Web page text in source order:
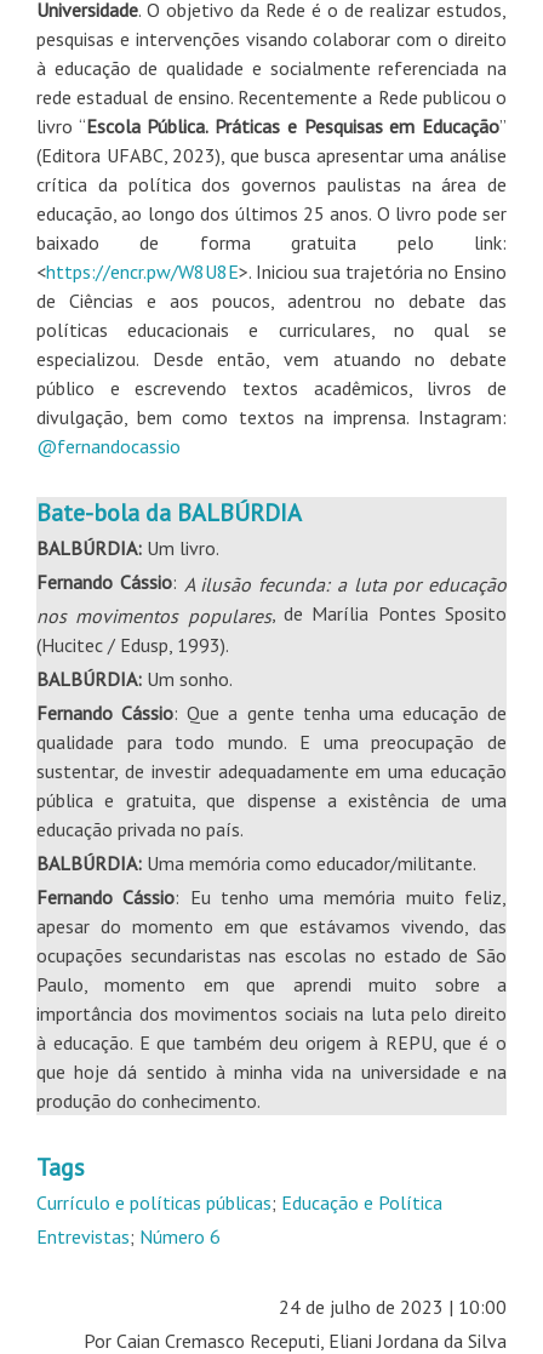
Universidade. O objetivo da Rede é o de realizar estudos,
pesquisas e intervenções visando colaborar com o direito
à educação de qualidade e socialmente referenciada na
rede estadual de ensino. Recentemente a Rede publicou o
livro “Escola Pública. Práticas e Pesquisas em Educação”
(Editora UFABC, 2023), que busca apresentar uma análise
crítica da política dos governos paulistas na área de
educação, ao longo dos últimos 25 anos. O livro pode ser
baixado de forma gratuita pelo link:
<https://encr.pw/W8U8E>. Iniciou sua trajetória no Ensino
de Ciências e aos poucos, adentrou no debate das
políticas educacionais e curriculares, no qual se
especializou. Desde então, vem atuando no debate
público e escrevendo textos acadêmicos, livros de
divulgação, bem como textos na imprensa. Instagram:
@fernandocassio
Bate-bola da BALBÚRDIA
BALBÚRDIA: Um livro.
Fernando Cássio: A ilusão fecunda: a luta por educação
nos movimentos populares, de Marília Pontes Sposito
(Hucitec / Edusp, 1993).
BALBÚRDIA: Um sonho.
Fernando Cássio: Que a gente tenha uma educação de
qualidade para todo mundo. E uma preocupação de
sustentar, de investir adequadamente em uma educação
pública e gratuita, que dispense a existência de uma
educação privada no país.
BALBÚRDIA: Uma memória como educador/militante.
Fernando Cássio: Eu tenho uma memória muito feliz,
apesar do momento em que estávamos vivendo, das
ocupações secundaristas nas escolas no estado de São
Paulo, momento em que aprendi muito sobre a
importância dos movimentos sociais na luta pelo direito
à educação. E que também deu origem à REPU, que é o
que hoje dá sentido à minha vida na universidade e na
produção do conhecimento.
Tags
Currículo e políticas públicas; Educação e Política
Entrevistas; Número 6
24 de julho de 2023 | 10:00
Por Caian Cremasco Receputi, Eliani Jordana da Silva